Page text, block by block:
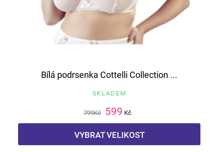
Bílá podrsenka Cottelli Collection ...
SKLADEM
799Kč 599 Kč
VYBRAT VELIKOST